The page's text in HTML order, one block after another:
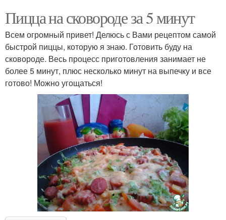
Пицца на сковороде за 5 минут
Всем огромный привет! Делюсь с Вами рецептом самой
быстрой пиццы, которую я знаю. Готовить буду на
сковороде. Весь процесс приготовления занимает не
более 5 минут, плюс несколько минут на выпечку и все
готово! Можно угощаться!